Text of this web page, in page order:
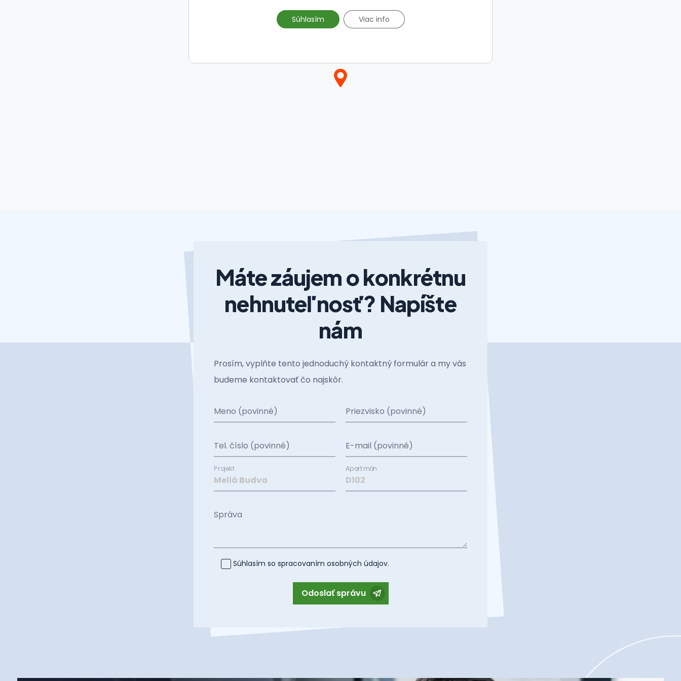
Máte záujem o konkrétnu
nehnuteľnosť? Napíšte
nám
Prosím, vyplňte tento jednoduchý kontaktný formulár a my vás
budeme kontaktovať čo najskôr.
Meno (povinné) Priezvisko (povinné)
Tel. číslo (povinné) E-mail (povinné)
Projekt Apartmán
Správa
Súhlasím so spracovaním osobných údajov.
Odoslať správu
Súhlasím Viac info